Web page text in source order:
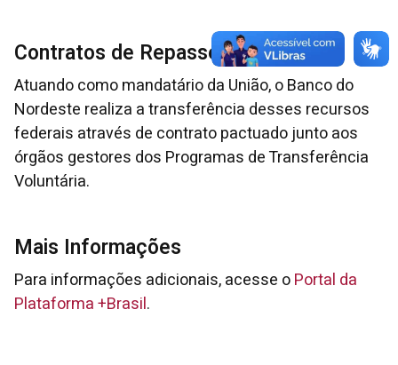
Contratos de Repasse
Atuando como mandatário da União, o Banco do
Nordeste realiza a transferência desses recursos
federais através de contrato pactuado junto aos
órgãos gestores dos Programas de Transferência
Voluntária.
Mais Informações
Para informações adicionais, acesse oPortal da
Plataforma +Brasil.